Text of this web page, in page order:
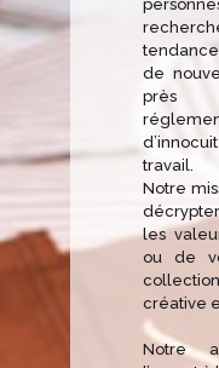
de
près
travail.
Notre
les
ou de
créative
Notre